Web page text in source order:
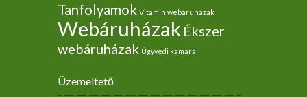
Tanfolyamok Vitamin webáruházak
Webáruházak Ékszer
webáruházak Ügyvédi kamara
Üzemeltető